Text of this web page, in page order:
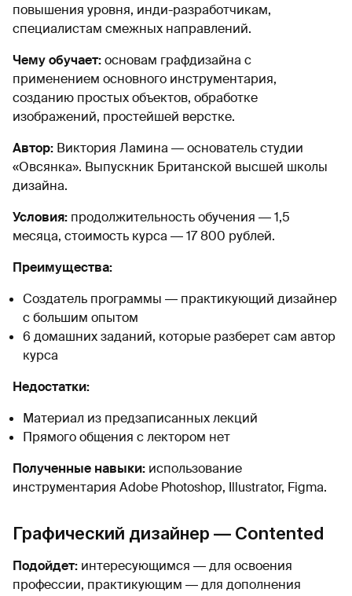
повышения уровня, инди-разработчикам,
специалистам смежных направлений.
Чему обучает:основам графдизайна с
применением основного инструментария,
созданию простых объектов, обработке
изображений, простейшей верстке.
Автор: Виктория Ламина ― основатель студии
«Овсянка». Выпускник Британской высшей школы
дизайна.
Условия: продолжительность обучения ― 1,5
месяца, стоимость курса ― 17 800 рублей.
Преимущества:
Создатель программы ― практикующий дизайнер
с большим опытом
6 домашних заданий, которые разберет сам автор
курса
Недостатки:
Материал из предзаписанных лекций
Прямого общения с лектором нет
Полученные навыки: использование
инструментария Adobe Photoshop, Illustrator, Figma.
Графический дизайнер — Contented
Подойдет: интересующимся ― для освоения
профессии, практикующим ― для дополнения